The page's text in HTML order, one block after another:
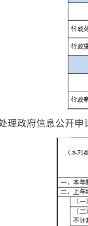
理政府信息公开申